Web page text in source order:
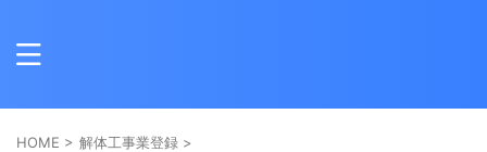
HOME > 解体工事業登録 >